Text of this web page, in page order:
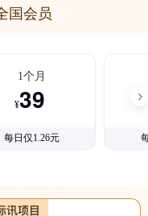
国会员
1个月
¥39
每日仅1.26元